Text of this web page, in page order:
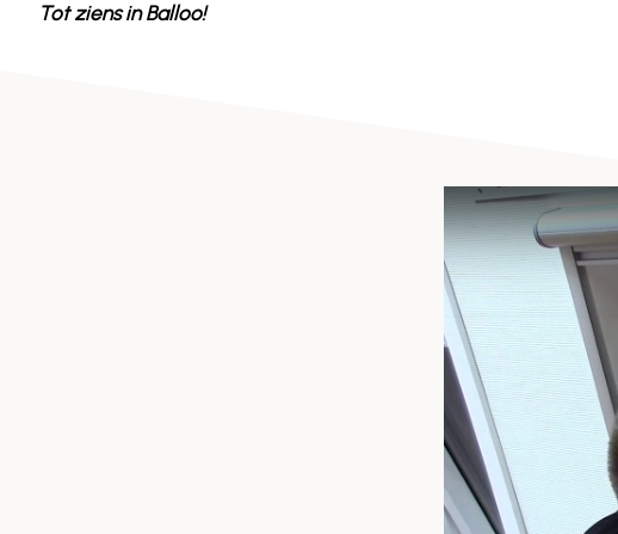
Tot ziens inBalloo!